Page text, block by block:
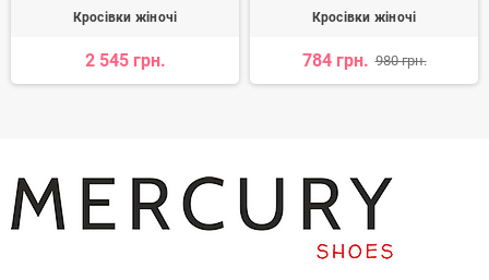
Кросівки жіночі
2 545 грн.
Кросівки жіночі
784 грн. 980 грн.